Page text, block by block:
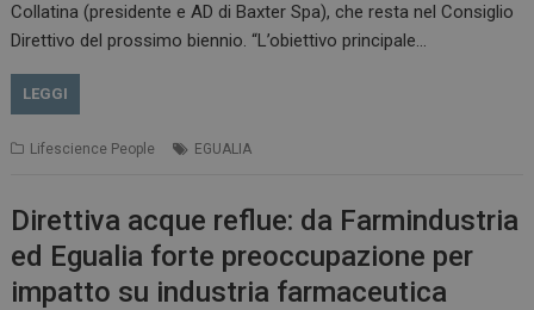
Collatina (presidente e AD di Baxter Spa), che resta nel Consiglio
Direttivo del prossimo biennio. “L’obiettivo principale…
LEGGI
Lifescience People EGUALIA
Direttiva acque reflue: da Farmindustria
ed Egualia forte preoccupazione per
impatto su industria farmaceutica